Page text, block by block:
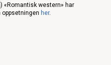
«Romantisk western» har
oppsetningen her.